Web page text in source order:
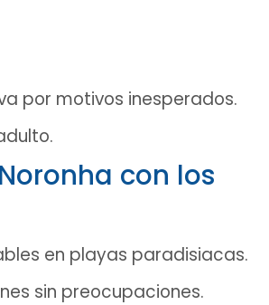
por motivos inesperados.
con los
en playas paradisiacas.
sin preocupaciones.